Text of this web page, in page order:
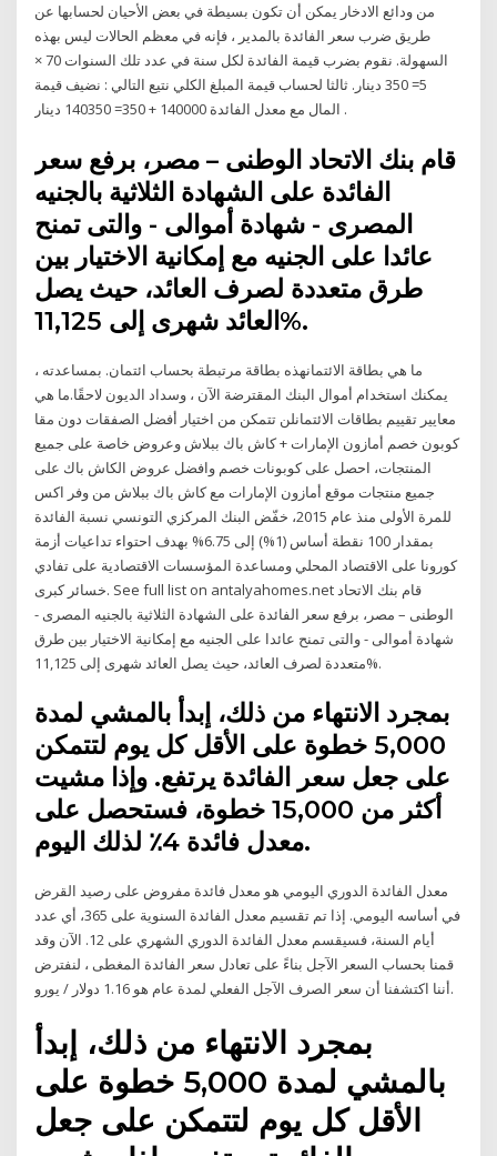
من ودائع الادخار يمكن أن تكون بسيطة في بعض الأحيان لحسابها عن
طريق ضرب سعر الفائدة بالمدير ، فإنه في معظم الحالات ليس بهذه
السهولة. نقوم بضرب قيمة الفائدة لكل سنة في عدد تلك السنوات 70 ×
5= 350 دينار. ثالثا لحساب قيمة المبلغ الكلي نتيع التالي : نضيف قيمة
المال مع معدل الفائدة 140000 + 350= 140350 دينار .
قام بنك الاتحاد الوطنى – مصر، برفع سعر
الفائدة على الشهادة الثلاثية بالجنيه
المصرى - شهادة أموالى - والتى تمنح
عائدا على الجنيه مع إمكانية الاختيار بين
طرق متعددة لصرف العائد، حيث يصل
العائد شهرى إلى 11,125%.
ما هي بطاقة الائتمانهذه بطاقة مرتبطة بحساب ائتمان. بمساعدته ،
يمكنك استخدام أموال البنك المقترضة الآن ، وسداد الديون لاحقًا.ما هي
معايير تقييم بطاقات الائتمانلن تتمكن من اختيار أفضل الصفقات دون مقا
كوبون خصم أمازون الإمارات + كاش باك ببلاش وعروض خاصة على جميع
المنتجات، احصل على كوبونات خصم وافضل عروض الكاش باك على
جميع منتجات موقع أمازون الإمارات مع كاش باك ببلاش من وفر اكس
للمرة الأولى منذ عام 2015، خفّض البنك المركزي التونسي نسبة الفائدة
بمقدار 100 نقطة أساس (1%) إلى 6.75% بهدف احتواء تداعيات أزمة
كورونا على الاقتصاد المحلي ومساعدة المؤسسات الاقتصادية على تفادي
خسائر كبرى. See full list on antalyahomes.net قام بنك الاتحاد
الوطنى – مصر، برفع سعر الفائدة على الشهادة الثلاثية بالجنيه المصرى -
شهادة أموالى - والتى تمنح عائدا على الجنيه مع إمكانية الاختيار بين طرق
متعددة لصرف العائد، حيث يصل العائد شهرى إلى 11,125%.
بمجرد الانتهاء من ذلك، إبدأ بالمشي لمدة
5,000 خطوة على الأقل كل يوم لتتمكن
على جعل سعر الفائدة يرتفع. وإذا مشيت
أكثر من 15,000 خطوة، فستحصل على
معدل فائدة 4٪ لذلك اليوم.
معدل الفائدة الدوري اليومي هو معدل فائدة مفروض على رصيد القرض
في أساسه اليومي. إذا تم تقسيم معدل الفائدة السنوية على 365، أي عدد
أيام السنة، فسيقسم معدل الفائدة الدوري الشهري على 12. الآن وقد
قمنا بحساب السعر الآجل بناءً على تعادل سعر الفائدة المغطى ، لنفترض
أننا اكتشفنا أن سعر الصرف الآجل الفعلي لمدة عام هو 1.16 دولار / يورو.
بمجرد الانتهاء من ذلك، إبدأ
بالمشي لمدة 5,000 خطوة على
الأقل كل يوم لتتمكن على جعل